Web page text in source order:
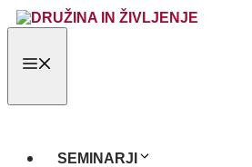
Skip
to
content
SEMINARJI